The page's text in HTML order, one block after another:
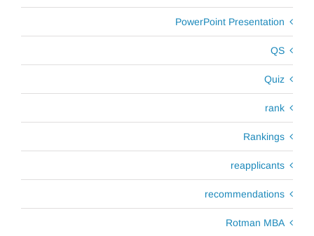
PowerPoint Presentation
QS
Quiz
rank
Rankings
reapplicants
recommendations
Rotman MBA